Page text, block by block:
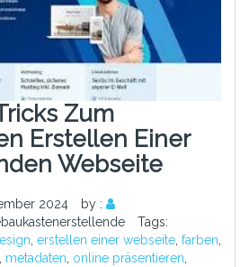
Zum
Erstellen Einer
Webseite
2024
by :
Tags:
erstellen einer webseite farben
metadaten online präsentieren